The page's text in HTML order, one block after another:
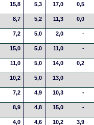
15,8 5,3 17,0 0,5
8,7 5,2 11,3 0,0
7,2 5,0 2,0 -
15,0 5,0 11,0 -
11,0 5,0 14,0 0,2
10,2 5,0 13,0 -
7,2 4,9 10,3 -
8,9 4,8 15,0 -
4,0 4,6 10,2 3,9